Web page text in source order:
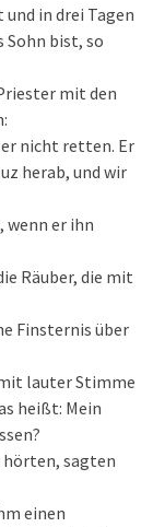
in drei Tagen
Sohn bist, so
mit den
nicht retten. Er
herab, und wir
er ihn
Räuber, die mit
Finsternis über
lauter Stimme
heißt: Mein
hörten, sagten
einen